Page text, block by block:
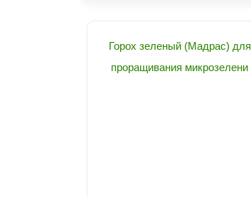
Горох зеленый (Мадрас) для
проращивания микрозелени